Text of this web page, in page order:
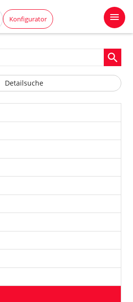
Konfigurator
Detailsuche